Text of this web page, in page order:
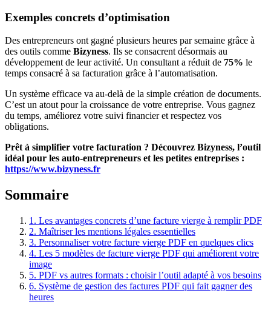
Exemples concrets d’optimisation
Des entrepreneurs ont gagné plusieurs heures par semaine grâce à
des outils comme Bizyness. Ils se consacrent désormais au
développement de leur activité. Un consultant a réduit de 75% le
temps consacré à sa facturation grâce à l’automatisation.
Un système efficace va au-delà de la simple création de documents.
C’est un atout pour la croissance de votre entreprise. Vous gagnez
du temps, améliorez votre suivi financier et respectez vos
obligations.
Prêt à simplifier votre facturation ? Découvrez Bizyness, l’outil
idéal pour les auto-entrepreneurs et les petites entreprises :
https://www.bizyness.fr
Sommaire
1. Les avantages concrets d’une facture vierge à remplir PDF
2. Maîtriser les mentions légales essentielles
3. Personnaliser votre facture vierge PDF en quelques clics
4. Les 5 modèles de facture vierge PDF qui améliorent votre
image
5. PDF vs autres formats : choisir l’outil adapté à vos besoins
6. Système de gestion des factures PDF qui fait gagner des
heures